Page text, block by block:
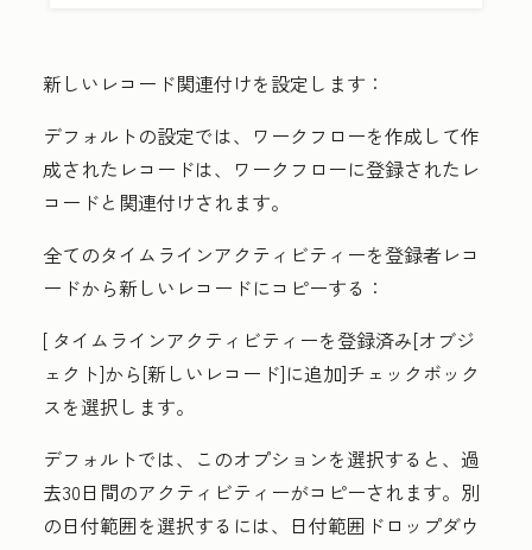
新しいレコード関連付けを設定します：
デフォルトの設定では、ワークフローを作成して作
成されたレコードは、ワークフローに登録されたレ
コードと関連付けされます。
全てのタイムラインアクティビティーを登録者レコ
ードから新しいレコードにコピーする：
[ タイムラインアクティビティーを登録済み[オブジ
ェクト]から[新しいレコード]に追加]チェックボック
スを選択します。
デフォルトでは、このオプションを選択すると、過
去30日間のアクティビティーがコピーされます。別
の日付範囲を選択するには、
日付範囲 ドロップダウ